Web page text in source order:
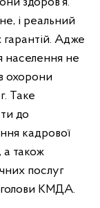
і реальний
гарантій. Адже
населення не
охорони
Таке
до
кадрової
а також
послуг
голови КМДА.